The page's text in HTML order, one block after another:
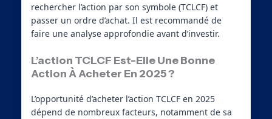
rechercher l’action par son symbole (TCLCF) et
passer un ordre d’achat. Il est recommandé de
faire une analyse approfondie avant d’investir.
L’action TCLCF Est-Elle Une Bonne
Action À Acheter En 2025 ?
L’opportunité d’acheter l’action TCLCF en 2025
dépend de nombreux facteurs, notamment de sa